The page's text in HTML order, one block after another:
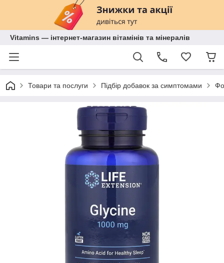
Vitamins — інтернет-магазин вітамінів та мінералів
Товари та послуги Підбір добавок за симптомами